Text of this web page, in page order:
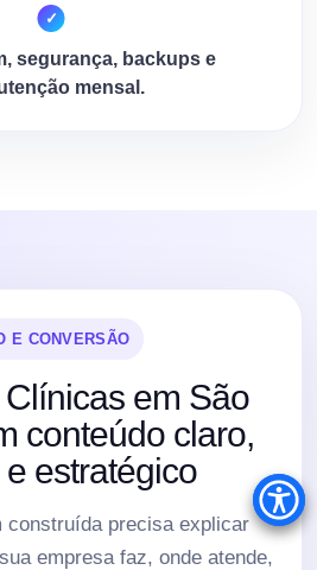
segurança, backups e
mensal.
E CONVERSÃO
em São
conteúdo claro,
estratégico
construída precisa explicar
empresa faz, onde atende,